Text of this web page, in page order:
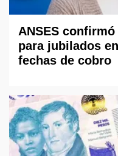
ANSES
para jubilados
fechas de cobro